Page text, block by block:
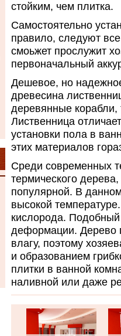
стойким, чем плитка.
Самостоятельно
правило, следуют
смоьжет прослужит
первоначальный
Дешевое, но
древесина
деревянные корабли,
Лиственница
установки пола в
этих материалов
Среди современных
термического
популярной. В
высокой
кислорода. Подобный
деформации. Дерево
влагу, поэтому
и образованием
плитки в ванной
наливной или даже